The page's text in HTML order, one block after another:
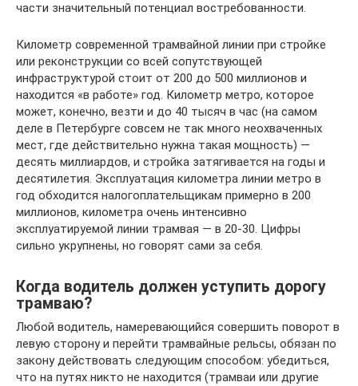
части значительный потенциал востребованности.
Километр современной трамвайной линии при стройке
или реконструкции со всей сопутствующей
инфраструктурой стоит от 200 до 500 миллионов и
находится «в работе» год. Километр метро, которое
может, конечно, везти и до 40 тысяч в час (на самом
деле в Петербурге совсем не так много неохваченных
мест, где действительно нужна такая мощность) —
десять миллиардов, и стройка затягивается на годы и
десятилетия. Эксплуатация километра линии метро в
год обходится налогоплательщикам примерно в 200
миллионов, километра очень интенсивно
эксплуатируемой линии трамвая — в 20-30. Цифры
сильно укрупнены, но говорят сами за себя.
Когда водитель должен уступить дорогу
трамваю?
Любой водитель, намеревающийся совершить поворот в
левую сторону и перейти трамвайные рельсы, обязан по
закону действовать следующим способом: убедиться,
что на путях никто не находится (трамваи или другие